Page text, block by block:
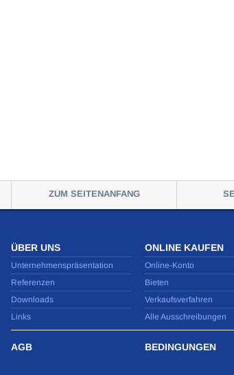
ZUM SEITENANFANG
ÜBER UNS
Unternehmenspräsentation
Referenzen
Downloads
Links
ONLINE KAUFEN
Online-Konto
Bieten
Verkaufsverfahren
Alle Ausschreibungen
AGB BEDINGUNGEN